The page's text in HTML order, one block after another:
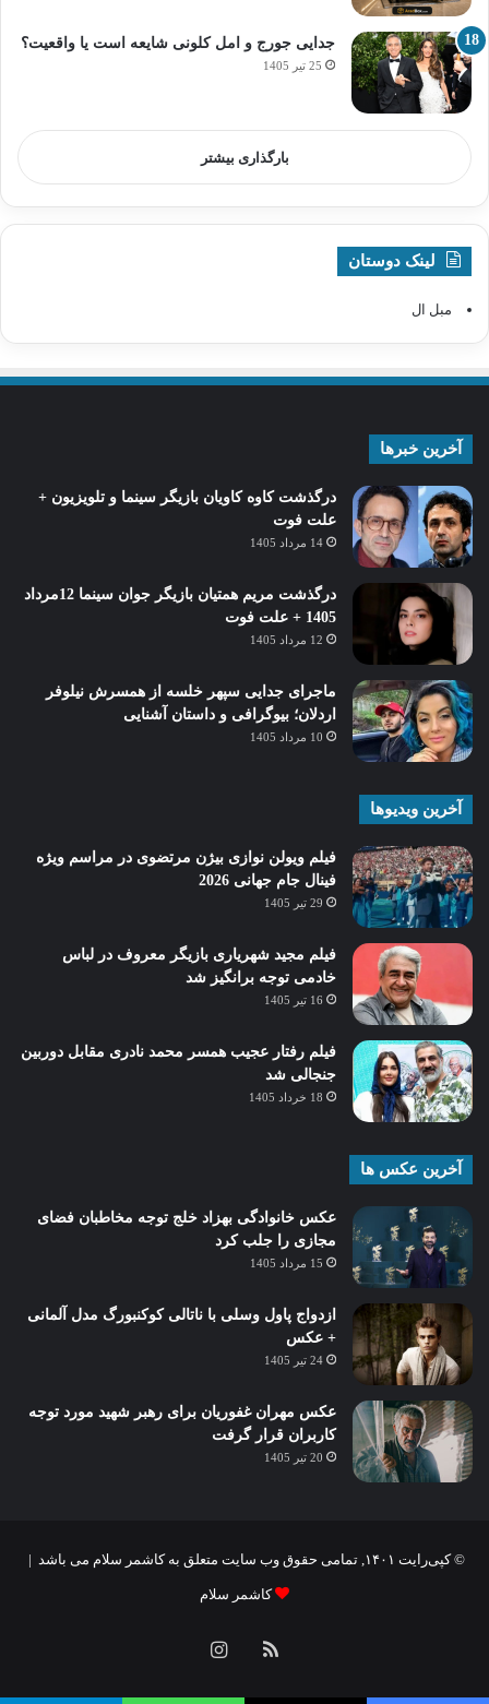
جدایی جورج و امل کلونی شایعه است یا واقعیت؟
25 تیر 1405
بارگذاری بیشتر
لینک دوستان
مبل ال
آخرین خبرها
درگذشت کاوه کاویان بازیگر سینما و تلویزیون +
علت فوت
14 مرداد 1405
درگذشت مریم همتیان بازیگر جوان سینما 12مرداد
1405 + علت فوت
12 مرداد 1405
ماجرای جدایی سپهر خلسه از همسرش نیلوفر
اردلان؛ بیوگرافی و داستان آشنایی
10 مرداد 1405
آخرین ویدیوها
فیلم ویولن نوازی بیژن مرتضوی در مراسم ویژه
فینال جام جهانی 2026
29 تیر 1405
فیلم مجید شهریاری بازیگر معروف در لباس
خادمی توجه برانگیز شد
16 تیر 1405
فیلم رفتار عجیب همسر محمد نادری مقابل دوربین
جنجالی شد
18 خرداد 1405
آخرین عکس ها
عکس خانوادگی بهزاد خلج توجه مخاطبان فضای
مجازی را جلب کرد
15 مرداد 1405
ازدواج پاول وسلی با ناتالی کوکنبورگ مدل آلمانی
+ عکس
24 تیر 1405
عکس مهران غفوریان برای رهبر شهید مورد توجه
کاربران قرار گرفت
20 تیر 1405
© کپی‌رایت ۱۴۰۱, تمامی حقوق وب سایت متعلق به کاشمر سلام می باشد |
کاشمر سلام
خوراکاینستاگرام